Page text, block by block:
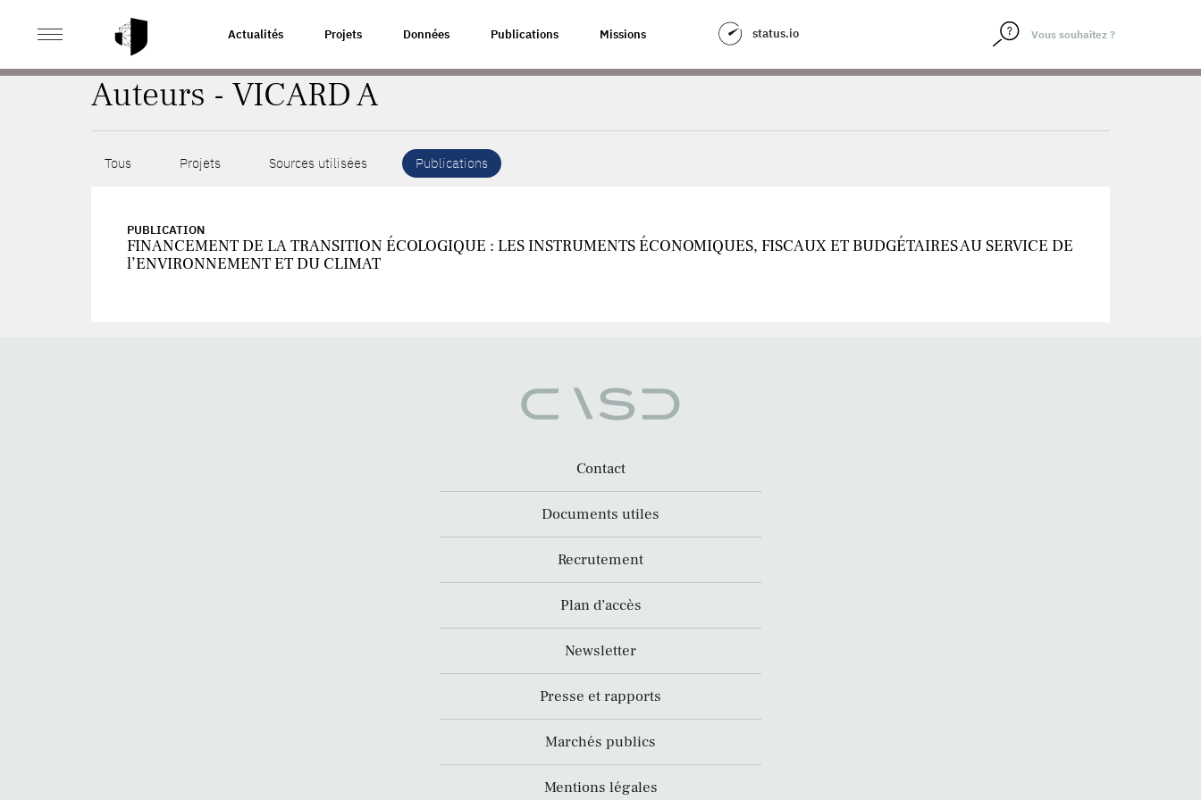
Actualités Projets Données Publications Missions status.io
ACCUEIL
Auteurs - VICARD A
Tous Projets Sources utilisées Publications
PUBLICATION
FINANCEMENT DE LA TRANSITION ÉCOLOGIQUE : LES INSTRUMENTS ÉCONOMIQUES, FISCAUX ET BUDGÉTAIRES AU SERVICE DE
l’ENVIRONNEMENT ET DU CLIMAT
Contact
Documents utiles
Recrutement
Plan d’accès
Newsletter
Presse et rapports
Marchés publics
Mentions légales